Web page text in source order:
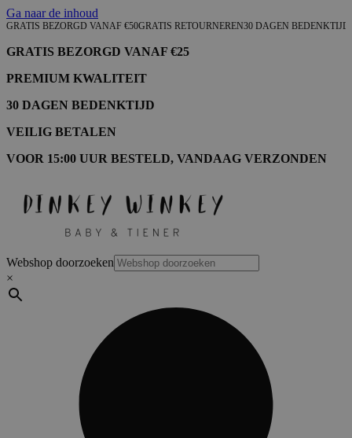
Ga naar de inhoud
GRATIS BEZORGD VANAF €50GRATIS RETOURNEREN30 DAGEN BEDENKTIJD
GRATIS BEZORGD VANAF €25
PREMIUM KWALITEIT
30 DAGEN BEDENKTIJD
VEILIG BETALEN
VOOR 15:00 UUR BESTELD, VANDAAG VERZONDEN
Webshop doorzoeken
×